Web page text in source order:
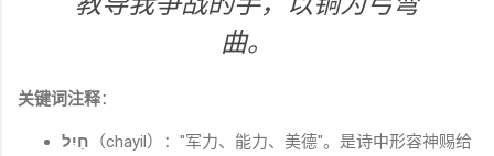
曲。
关键词注释：
חַיִל （chayil）："军力、能力、美德"。是诗中形容神赐给